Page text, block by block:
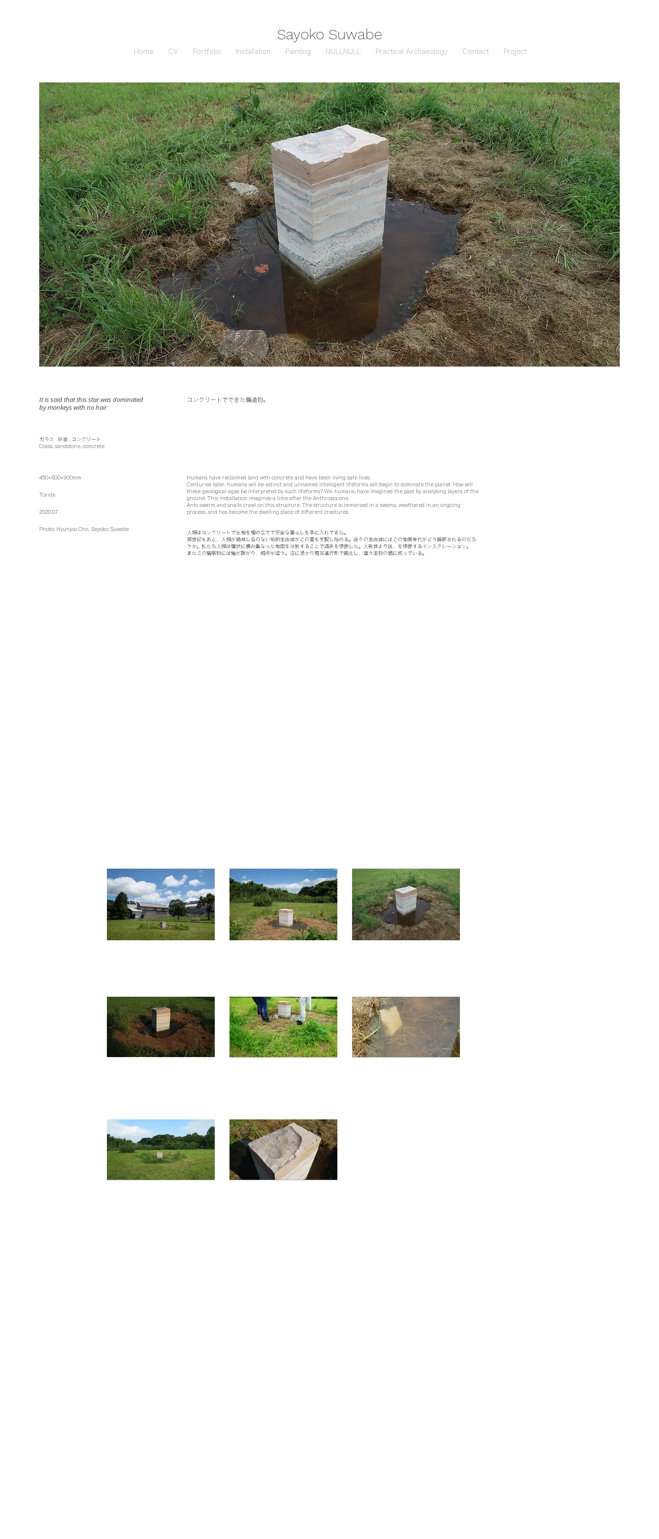
Sayoko Suwabe
Home CV Portfolio Installation Painting NULLNULL Practical Archaeology Contact Project
It is said that this star was dominated
by monkeys with no hair
コンクリートでできた構造物。
ガラス , 砂岩 , コンクリート
Glass, sandstone, concrete
450×600×900mm
Toride
2020.07
Humans have reclaimed land with concrete and have been living safe lives.
Centuries later, humans will be extinct and unnamed intelligent lifeforms will begin to dominate the planet. How will
these geological ages be interpreted by such lifeforms? We, humans, have imagined the past by analysing layers of the
ground. This installation imagines a time after the Anthropocene.
Ants swarm and snails crawl on this structure. The structure is immersed in a swamp, weathered in an ongoing
process, and has become the dwelling place of different creatures.
人類はコンクリートで土地を埋め立てて安全な暮らしを手に入れてきた。
何世紀もあと、人類が絶滅し名のない知的生命体がこの星を支配し始める。後々の生命体にはこの地質年代がどう解釈されるのだろ
うか。私たち人類は層状に積み重なった地面を分析することで過去を想像した。人新世より後、を想像するインスタレーション。
またこの構築物には蟻が群がり、蝸牛が這う。沼に浸かり現在進行形で風化し、違う生物の栖に成っている。
Photo: Hyunjoo Cho, Sayoko Suwabe